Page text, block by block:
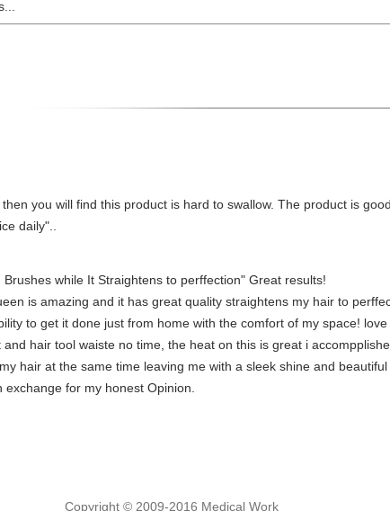
you will find this product is hard to swallow. The product is
daily"..
while It Straightens to perffection" Great results!
is amazing and it has great quality straightens my hair to
to get it done just from home with the comfort of my space!
hair tool waiste no time, the heat on this is great i
hair at the same time leaving me with a sleek shine and
for my honest Opinion.
Copyright © 2009-2016 Medical Work